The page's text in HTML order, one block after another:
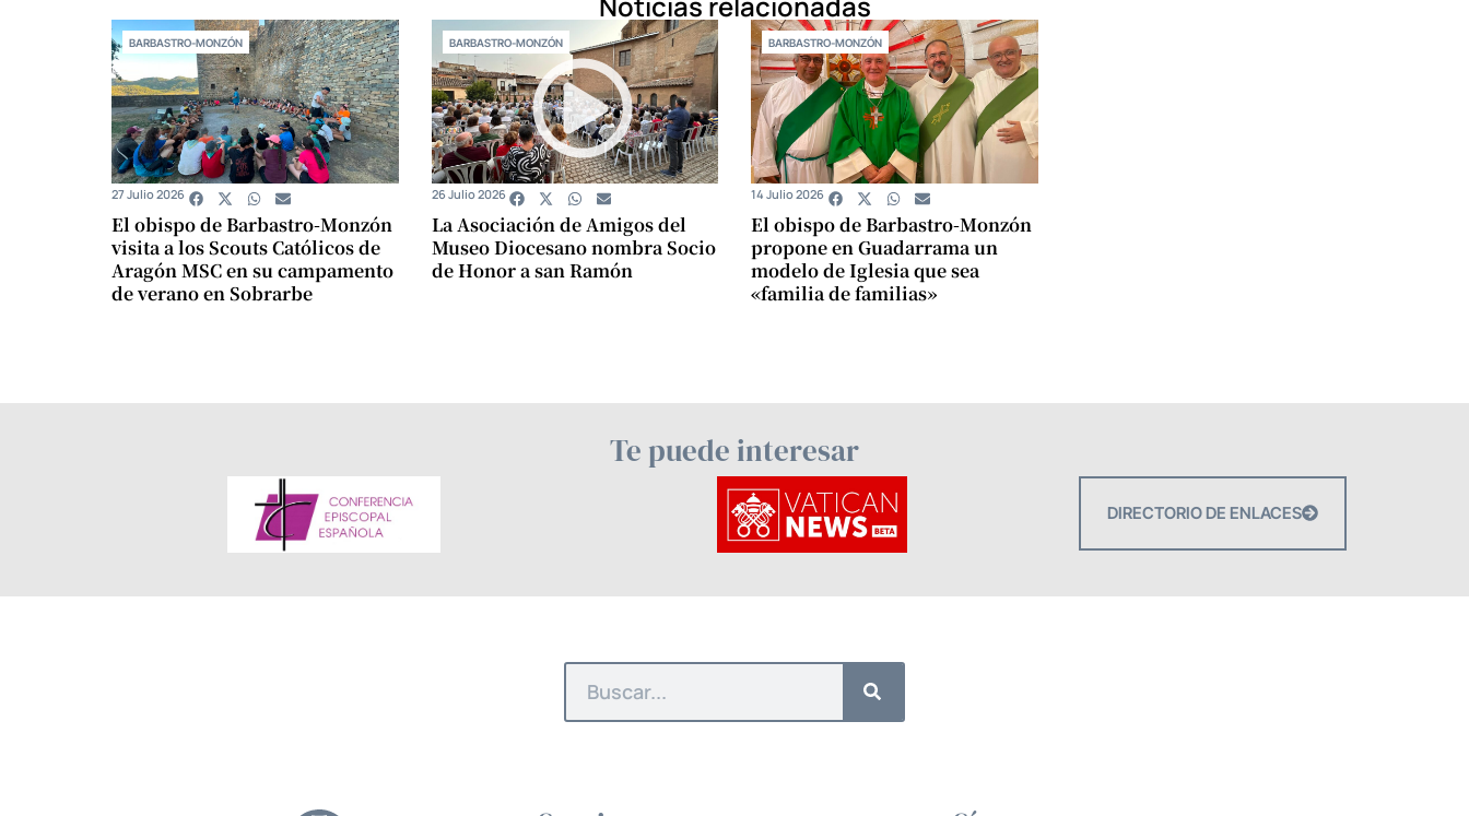
BARBASTRO-MONZÓN
El obispo de Barbastro-Monzón
visita a los Scouts Católicos de
Aragón MSC en su campamento
de verano en Sobrarbe
27 Julio 2026
BARBASTRO-MONZÓN
La Asociación de Amigos del
Museo Diocesano nombra Socio
de Honor a san Ramón
26 Julio 2026
BARBASTRO-MONZÓN
El obispo de Barbastro-Monzón
propone en Guadarrama un
modelo de Iglesia que sea
«familia de familias»
14 Julio 2026
Te puede interesar
DIRECTORIO DE ENLACES